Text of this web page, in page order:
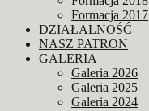
Formacja 2017
DZIAŁALNOŚĆ
NASZ PATRON
GALERIA
Galeria 2026
Galeria 2025
Galeria 2024